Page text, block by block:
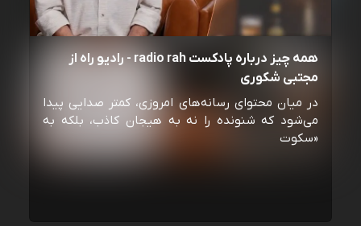
همه چیز درباره پادکست radio rah - رادیو راه از
مجتبی شکوری
در میان محتوای رسانه‌های امروزی، کمتر صدایی پیدا
می‌شود که شنونده را نه به هیجان کاذب، بلکه به
«سکوت